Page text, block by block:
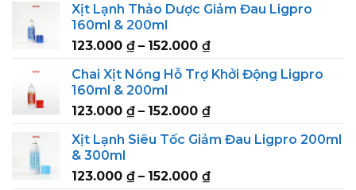
239.000 ₫
Xịt Lạnh Thảo Dược Giảm Đau Ligpro
160ml & 200ml
123.000 ₫ – 152.000 ₫Price
123.000 ₫
152.000 ₫
Chai Xịt Nóng Hỗ Trợ Khởi Động Ligpro
160ml & 200ml
123.000 ₫ – 152.000 ₫Price
123.000 ₫
152.000 ₫
Xịt Lạnh Siêu Tốc Giảm Đau Ligpro 200ml
& 300ml
123.000 ₫ – 152.000 ₫Price